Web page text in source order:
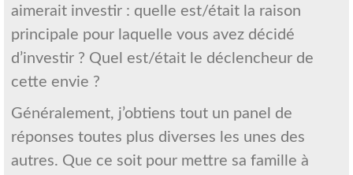
aimerait investir : quelle est/était la raison
principale pour laquelle vous avez décidé
d’investir ? Quel est/était le déclencheur de
cette envie ?
Généralement, j’obtiens tout un panel de
réponses toutes plus diverses les unes des
autres. Que ce soit pour mettre sa famille à